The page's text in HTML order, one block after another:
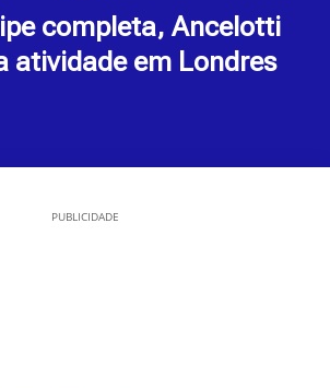
completa, Ancelotti
atividade em Londres
PUBLICIDADE